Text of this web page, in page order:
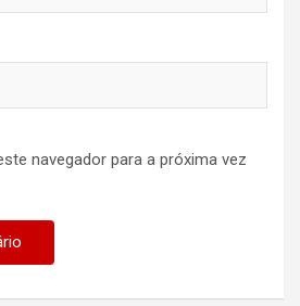
navegador para a próxima vez